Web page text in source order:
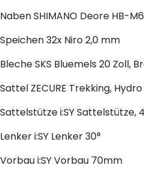
NabenSHIMANO Deore HB-
Speichen32x Niro 2,0 mm
BlecheSKS Bluemels 20 Zoll,
Sattel ZECURE Trekking,
Sattelstützei:SY Sattelstütze,
Lenkeri:SY Lenker 30°
Vorbaui:SY Vorbau 70mm